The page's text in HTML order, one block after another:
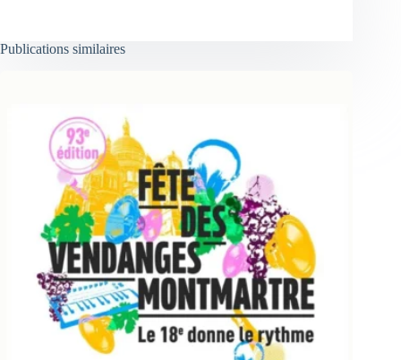
Publications similaires